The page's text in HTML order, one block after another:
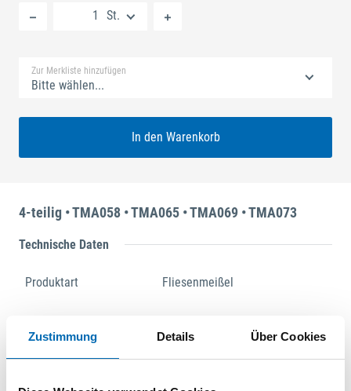
Zustimmung Details Über Cookies
St.
Zur Merkliste hinzufügen
Bitte wählen...
In den Warenkorb
4-teilig • TMA058 • TMA065 • TMA069 • TMA073
Technische Daten
Produktart Fliesenmeißel
Produktbeschreibung